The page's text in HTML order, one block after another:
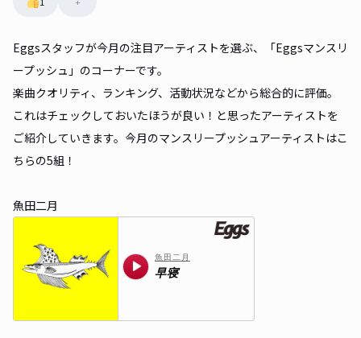
Eggsスタッフが今月の注目アーティストを選ぶ、「Eggsマンスリ
ープッシュ」のコーナーです。
楽曲クオリティ、ランキング、活動状況などから総合的に評価。
これはチェックしておいたほうが良い！と思ったアーティストを
ご紹介していきます。今月のマンスリープッシュアーティストはこ
ちらの5組！
魚田二月